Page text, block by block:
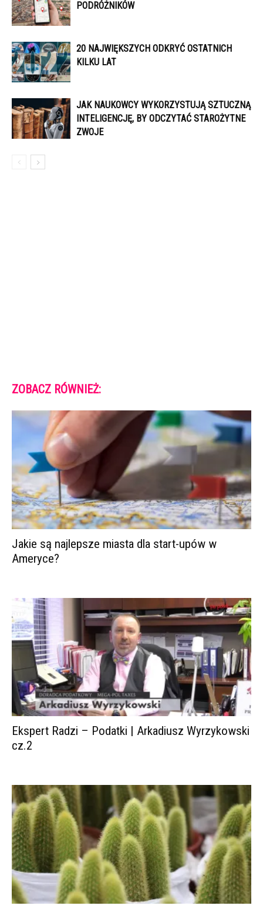
PODRÓŻNIKÓW
20 NAJWIĘKSZYCH ODKRYĆ OSTATNICH
KILKU LAT
JAK NAUKOWCY WYKORZYSTUJĄ SZTUCZNĄ
INTELIGENCJĘ, BY ODCZYTAĆ STAROŻYTNE
ZWOJE
ZOBACZ RÓWNIEŻ:
Jakie są najlepsze miasta dla start-upów w
Ameryce?
Ekspert Radzi – Podatki | Arkadiusz Wyrzykowski
cz.2